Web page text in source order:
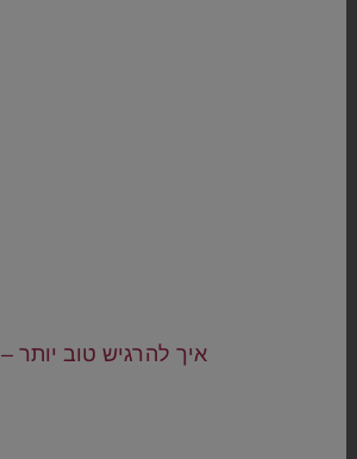
איך להרגיש טוב יותר – 13 דרכים מעולות להעלות את מצב הרוח